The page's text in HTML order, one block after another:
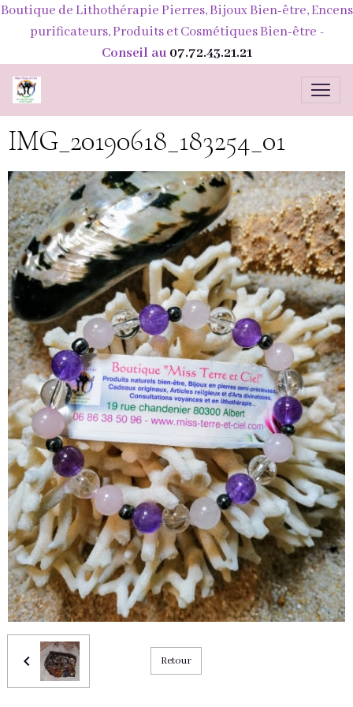
Boutique de Lithothérapie Pierres, Bijoux Bien-être, Encens
purificateurs, Produits et Cosmétiques Bien-être -
Conseil au 07.72.43.21.21
IMG_20190618_183254_01
Retour